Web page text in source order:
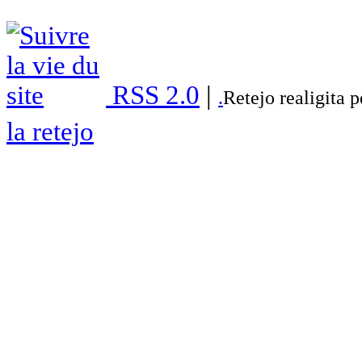
RSS 2.0 | .Retejo realigita
la retejo